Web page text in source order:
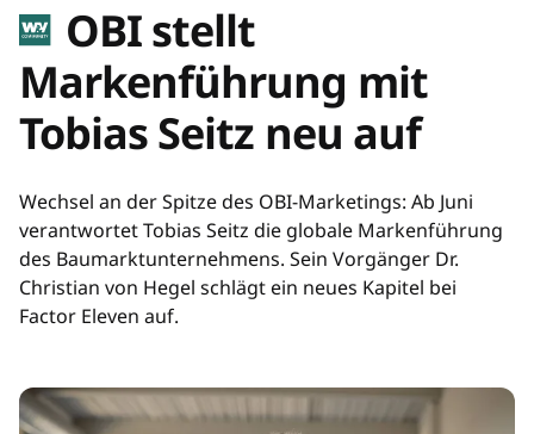
OBI stellt
Markenführung mit
Tobias Seitz neu auf
Wechsel an der Spitze des OBI-Marketings: Ab Juni
verantwortet Tobias Seitz die globale Markenführung
des Baumarktunternehmens. Sein Vorgänger Dr.
Christian von Hegel schlägt ein neues Kapitel bei
Factor Eleven auf.